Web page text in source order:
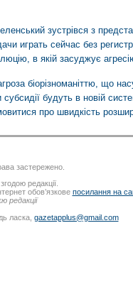
зустрівся з
играть сейчас без
в якій засуджує
біорізноманіттю, що
будуть в новій
про швидкість
застережено.
редакції.
обов’язкове посилання на
редакції
ласка, gazetapplus@gmail.com